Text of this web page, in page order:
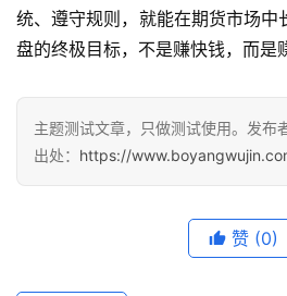
统、遵守规则，就能在期货市场中
盘的终极目标，不是赚快钱，而是
主题测试文章，只做测试使用。发布
出处： https://
赞 (0)